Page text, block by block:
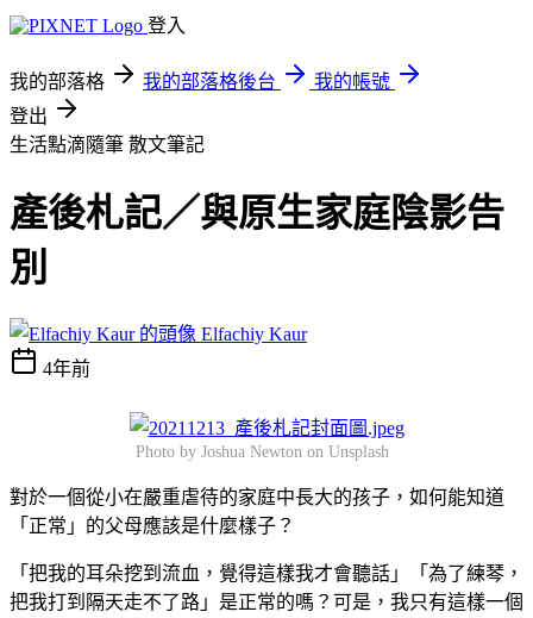
登入
我的部落格 我的部落格後台
我的帳號
登出
生活點滴隨筆 散文筆記
產後札記／與原生家庭陰影告
別
Elfachiy Kaur
4年前
Photo by Joshua Newton on Unsplash
對於一個從小在嚴重虐待的家庭中長大的孩子，如何能知道
「正常」的父母應該是什麼樣子？
「把我的耳朵挖到流血，覺得這樣我才會聽話」「為了練琴，
把我打到隔天走不了路」是正常的嗎？可是，我只有這樣一個